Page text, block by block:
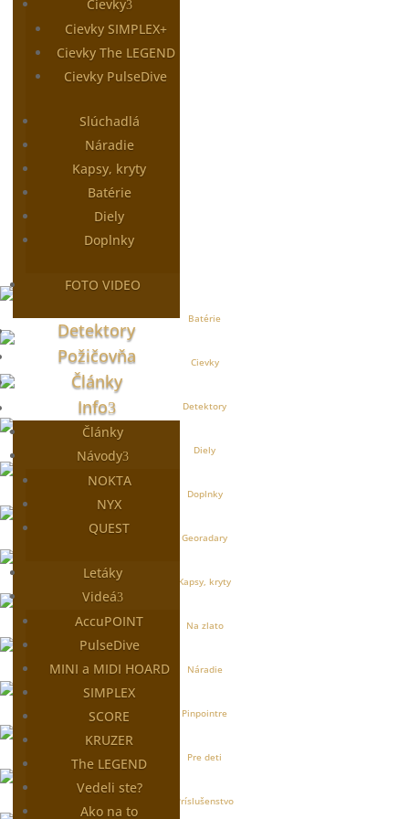
Cievky
Cievky SIMPLEX+
Cievky The LEGEND
Cievky PulseDive
Slúchadlá
Náradie
Kapsy, kryty
Batérie
Diely
Doplnky
FOTO VIDEO
Detektory
Požičovňa
Články
Info
Články
Návody
NOKTA
NYX
QUEST
Letáky
Videá
AccuPOINT
PulseDive
MINI a MIDI HOARD
SIMPLEX
SCORE
KRUZER
The LEGEND
Vedeli ste?
Ako na to
Batérie
Cievky
Detektory
Diely
Doplnky
Georadary
Kapsy, kryty
Na zlato
Náradie
Pinpointre
Pre deti
Príslušenstvo